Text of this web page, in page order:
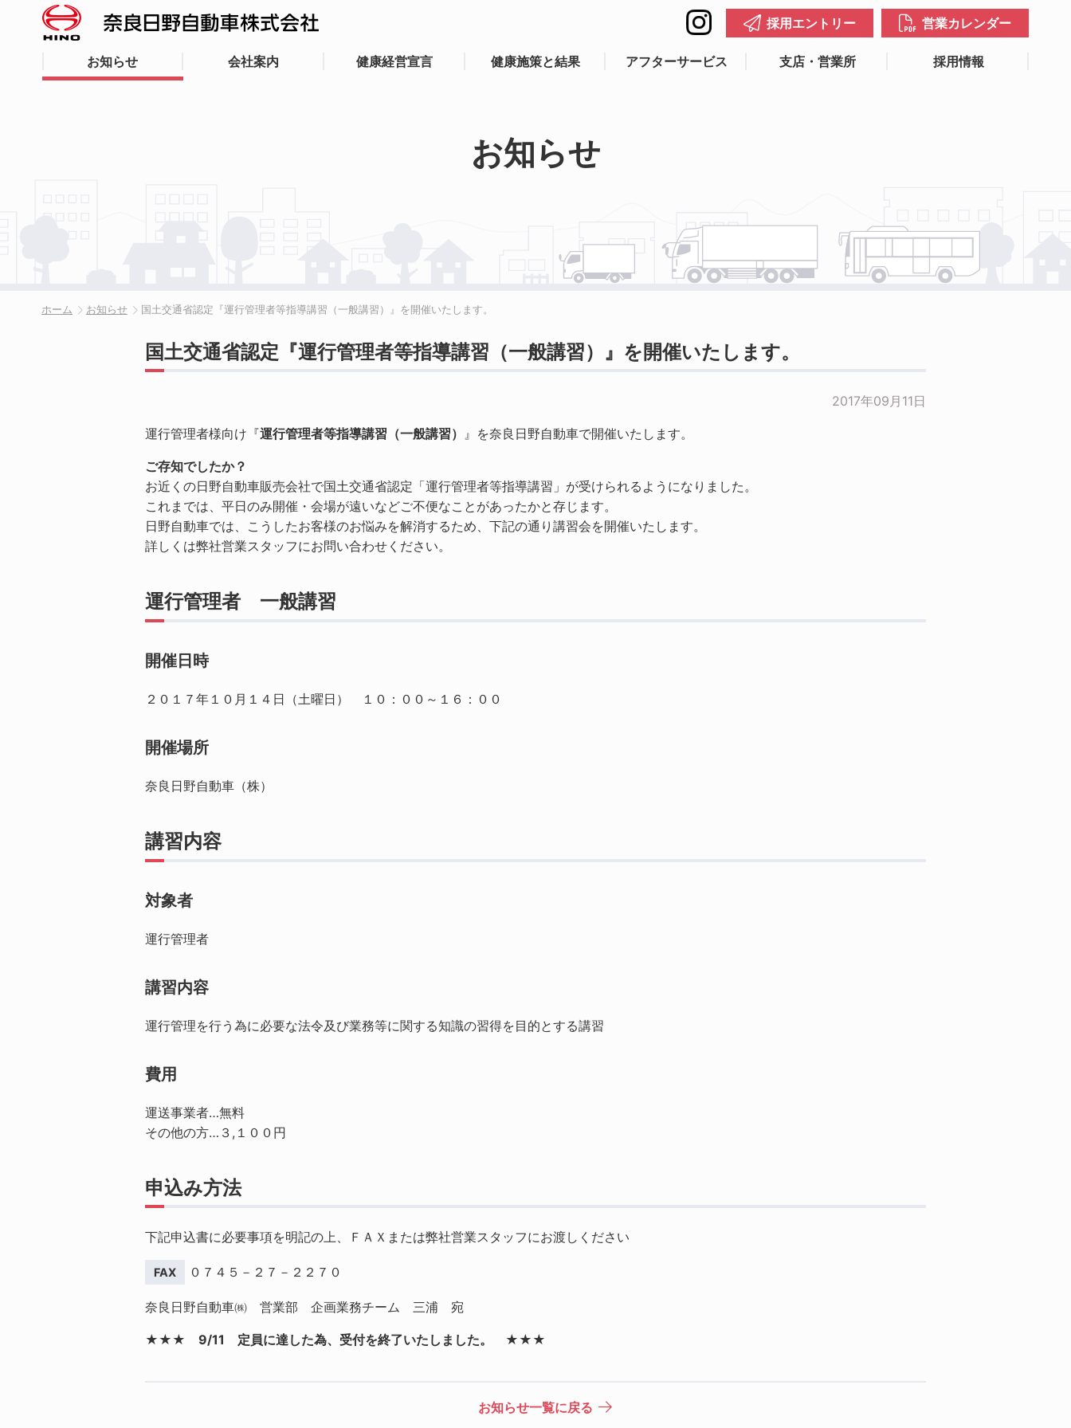
お知らせ 会社案内 健康経営宣言 健康施策と結果 アフターサービス 支店・営業所 採用情報
採用エントリー 営業カレンダー
お知らせ
ホーム お知らせ 国土交通省認定『運行管理者等指導講習（一般講習）』を開催いたします。
国土交通省認定『運行管理者等指導講習（一般講習）』を開催いたします。
2017年09月11日
運行管理者様向け『運行管理者等指導講習（一般講習） 』を奈良日野自動車で開催いたします。
ご存知でしたか？
お近くの日野自動車販売会社で国土交通省認定「運行管理者等指導講習」が受けられるようになりました。
これまでは、平日のみ開催・会場が遠いなどご不便なことがあったかと存じます。
日野自動車では、こうしたお客様のお悩みを解消するため、下記の通り講習会を開催いたします。
詳しくは弊社営業スタッフにお問い合わせください。
運行管理者 一般講習
開催日時
２０１７年１０月１４日（土曜日） １０：００～１６：００
開催場所
奈良日野自動車（株）
講習内容
対象者
運行管理者
講習内容
運行管理を行う為に必要な法令及び業務等に関する知識の習得を目的とする講習
費用
運送事業者…無料
その他の方…３,１００円
申込み方法
下記申込書に必要事項を明記の上、ＦＡＸまたは弊社営業スタッフにお渡しください
０７４５－２７－２２７０
奈良日野自動車㈱ 営業部 企画業務チーム 三浦 宛
★★★ 9/11 定員に達した為、受付を終了いたしました。 ★★★
お知らせ一覧に戻る